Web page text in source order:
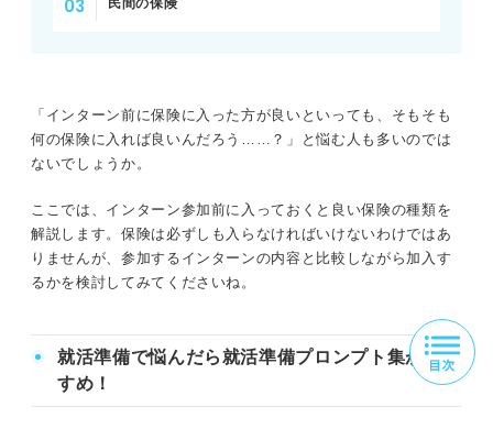
民間の保険
「インターン前に保険に入った方が良いといっても、そもそも
何の保険に入れば良いんだろう……？」と悩む人も多いのでは
ないでしょうか。
ここでは、インターン参加前に入っておくと良い保険の種類を
解説します。保険は必ずしも入らなければいけないわけではあ
りませんが、参加するインターンの内容と比較しながら加入す
るかを検討してみてくださいね。
就活準備で悩んだら就活準備プロンプト集がおす
すめ！